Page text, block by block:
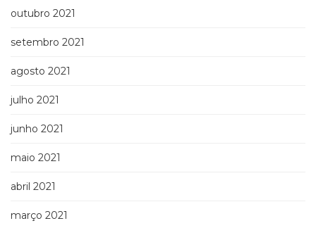
outubro 2021
setembro 2021
agosto 2021
julho 2021
junho 2021
maio 2021
abril 2021
março 2021